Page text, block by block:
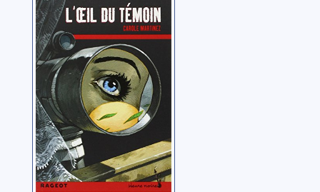
Martinez, Carole